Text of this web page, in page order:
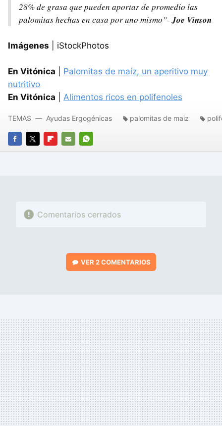
28% de grasa que pueden aportar de promedio las
palomitas hechas en casa por uno mismo”-Joe Vinson
Imágenes | iStockPhotos
En Vitónica
Palomitas de maíz, un aperitivo muy
nutritivo
En Vitónica
Alimentos ricos en polifenoles
FACEBOOK
TWITTERFLIPBOARD
E-
WHATSAPP
TEMAS Ayudas Ergogénicas palomitas de maiz
Comentarios cerrados
VER2 COMENTARIOS